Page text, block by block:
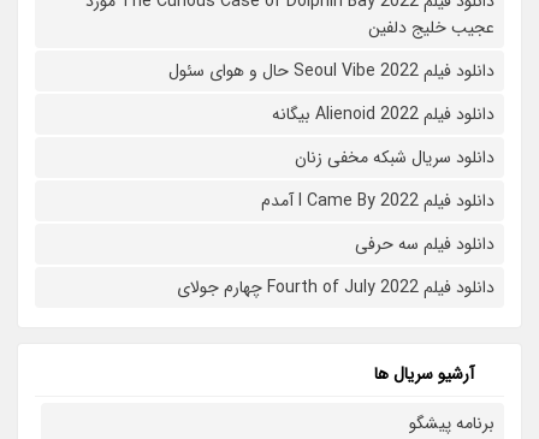
عجیب خلیج دلفین
دانلود فیلم Seoul Vibe 2022 حال و هوای سئول
دانلود فیلم Alienoid 2022 بیگانه
دانلود سریال شبکه مخفی زنان
دانلود فیلم I Came By 2022 آمدم
دانلود فیلم سه حرفی
دانلود فیلم Fourth of July 2022 چهارم جولای
آرشیو سریال ها
برنامه پیشگو